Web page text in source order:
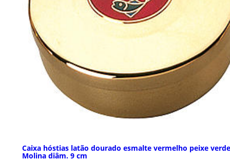
Caixa hóstias latão dourado esmalte vermelho peixe verde
Molina diâm. 9 cm